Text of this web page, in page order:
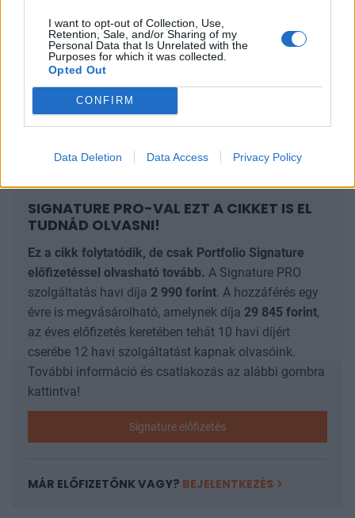
I want to opt-out of Collection, Use,
Retention, Sale, and/or Sharing of my
Personal Data that Is Unrelated with the
Purposes for which it was collected.
Opted Out
CONFIRM
Data Deletion Data Access Privacy Policy
EZEK AZ INFRASTRUKTÚRA-ELEMEK
MAGUKBAN FOGLALJÁK A KÜLÖNÁLLÓ
TORNYOKAT, A HÁZTETŐKÖN ELHELYEZETT
TARTÓSZERKEZETEKET ÉS EGYÉB
SIGNATURE PRO-VAL EZT A CIKKET IS EL
TUDNÁD OLVASNI!
Ez a cikk folytatódik, de csak Portfolio Signature
előfizetéssel olvasható tovább. A Signature PRO
szolgáltatás havi díja 2 990 forint. A hozzáférés egy
évre is megvásárolható, amelynek díja 29 845 forint,
az éves előfizetés keretében tehát 10 havi díjért
cserébe 12 havi szolgáltatást kapnak olvasóink.
További információ és csatlakozás az alábbi gombra
kattintva!
Signature előfizetés
MÁR ELŐFIZETŐNK VAGY? BEJELENTKEZÉS